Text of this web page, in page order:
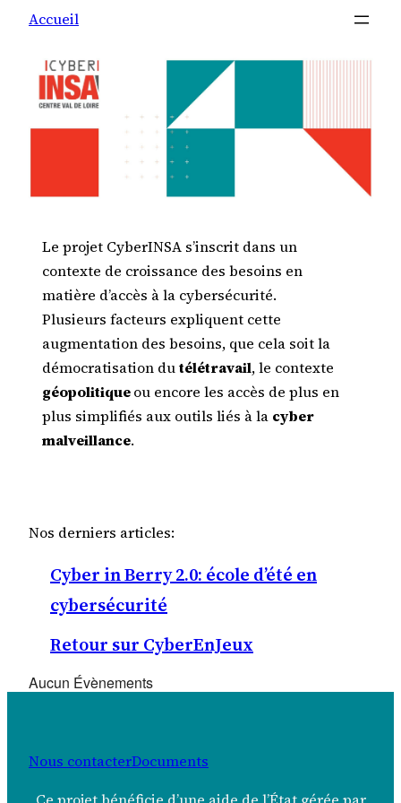
Accueil
Le projet CyberINSA s’inscrit dans un
contexte de croissance des besoins en
matière d’accès à la cybersécurité.
Plusieurs facteurs expliquent cette
augmentation des besoins, que cela soit la
démocratisation dutélétravail, le contexte
géopolitiqueou encore les accès de plus en
plus simplifiés aux outils liés à la cyber
malveillance.
Nos derniers articles:
Cyber in Berry 2.0: école d’été en
cybersécurité
Retour sur CyberEnJeux
Aucun Évènements
Nous contacterDocuments